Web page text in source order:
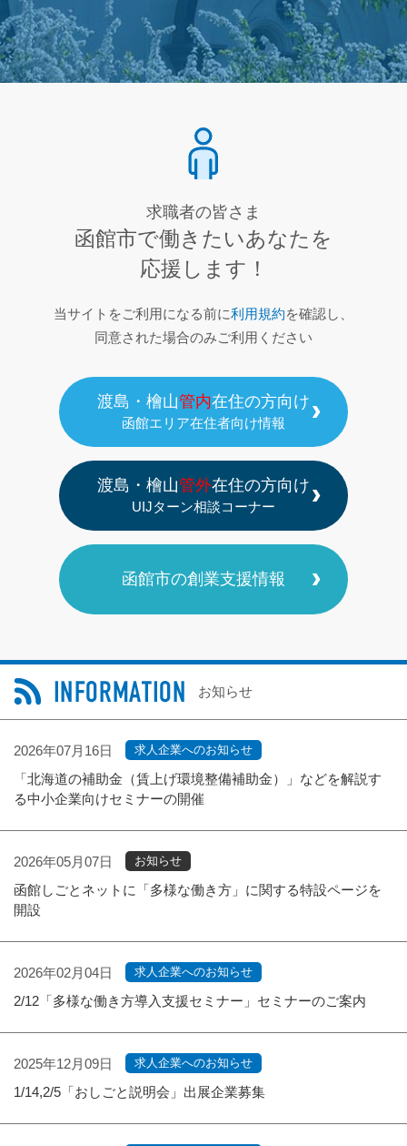
求職者の皆さま
函館市で働きたいあなたを
応援します！
当サイトをご利用になる前に利用規約を確認し、
同意された場合のみご利用ください
渡島・檜山管内在住の方向け
函館エリア在住者向け情報
渡島・檜山管外在住の方向け
UIJターン相談コーナー
函館市の創業支援情報
お知らせ
2026年07月16日 求人企業へのお知らせ
「北海道の補助金（賃上げ環境整備補助金）」などを解説す
る中小企業向けセミナーの開催
2026年05月07日 お知らせ
函館しごとネットに「多様な働き方」に関する特設ページを
開設
2026年02月04日 求人企業へのお知らせ
2/12「多様な働き方導入支援セミナー」セミナーのご案内
2025年12月09日 求人企業へのお知らせ
1/14,2/5「おしごと説明会」出展企業募集